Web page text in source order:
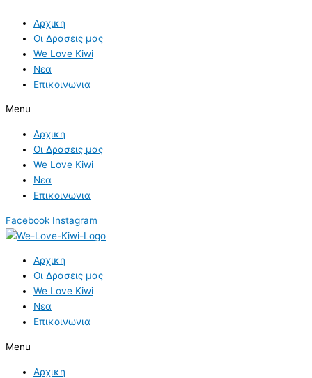
content
Αρχικη
Οι Δρασεις μας
We Love Kiwi
Νεα
Επικοινωνια
Menu
Αρχικη
Οι Δρασεις μας
We Love Kiwi
Νεα
Επικοινωνια
Facebook Instagram
Αρχικη
Οι Δρασεις μας
We Love Kiwi
Νεα
Επικοινωνια
Menu
Αρχικη